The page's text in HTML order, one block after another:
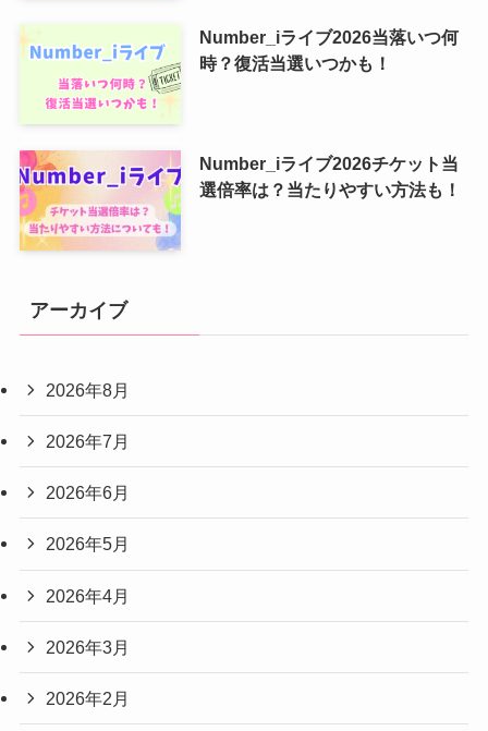
Number_iライブ2026当落いつ何
時？復活当選いつかも！
Number_iライブ2026チケット当
選倍率は？当たりやすい方法も！
アーカイブ
2026年8月
2026年7月
2026年6月
2026年5月
2026年4月
2026年3月
2026年2月